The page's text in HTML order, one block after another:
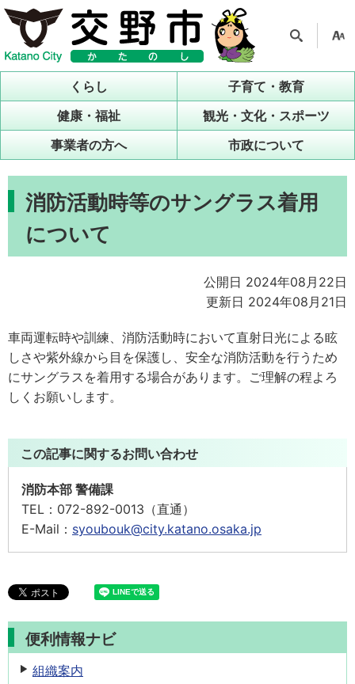
ル
くらし
子育て・教育
健康・福祉
観光・文化・スポーツ
事業者の方へ
市政について
消防活動時等のサングラス着用
について
公開日 2024年08月22日
更新日 2024年08月21日
車両運転時や訓練、消防活動時において直射日光による眩
しさや紫外線から目を保護し、安全な消防活動を行うため
にサングラスを着用する場合があります。ご理解の程よろ
しくお願いします。
この記事に関するお問い合わせ
消防本部 警備課
TEL： 072-892-0013（直通）
E-Mail： syoubouk@city.katano.osaka.jp
便利情報ナビ
組織案内